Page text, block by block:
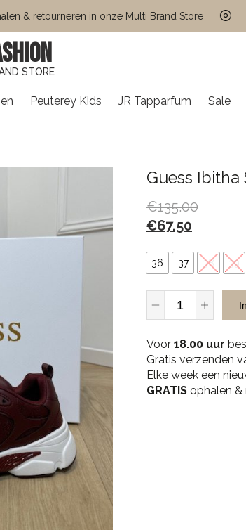
retourneren in onze Multi Brand Store
STORE
Peuterey Kids JR Tapparfum Sale
Guess Ibitha
€135.00
€67.50
36 37 38 39
Guess
Ibitha
-
Wine
quantity
Voor 18.00 uur
Gratis verzenden
Elke week een
GRATIS ophalen &